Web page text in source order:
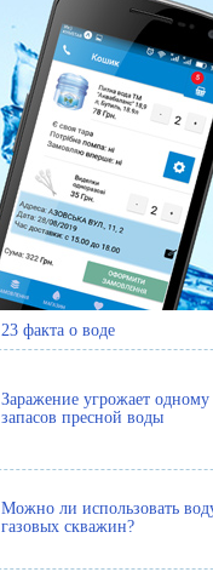
23 факта о воде
Заражение угрожает
запасов пресной воды
Можно ли использовать
газовых скважин?